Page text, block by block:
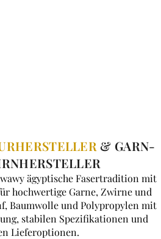
& GARN-
ägyptische Fasertradition mit
hochwertige Garne, Zwirne und
Baumwolle und Polypropylen mit
stabilen Spezifikationen und
Lieferoptionen.